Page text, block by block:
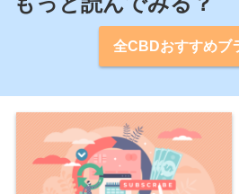
全CBDおすすめブ